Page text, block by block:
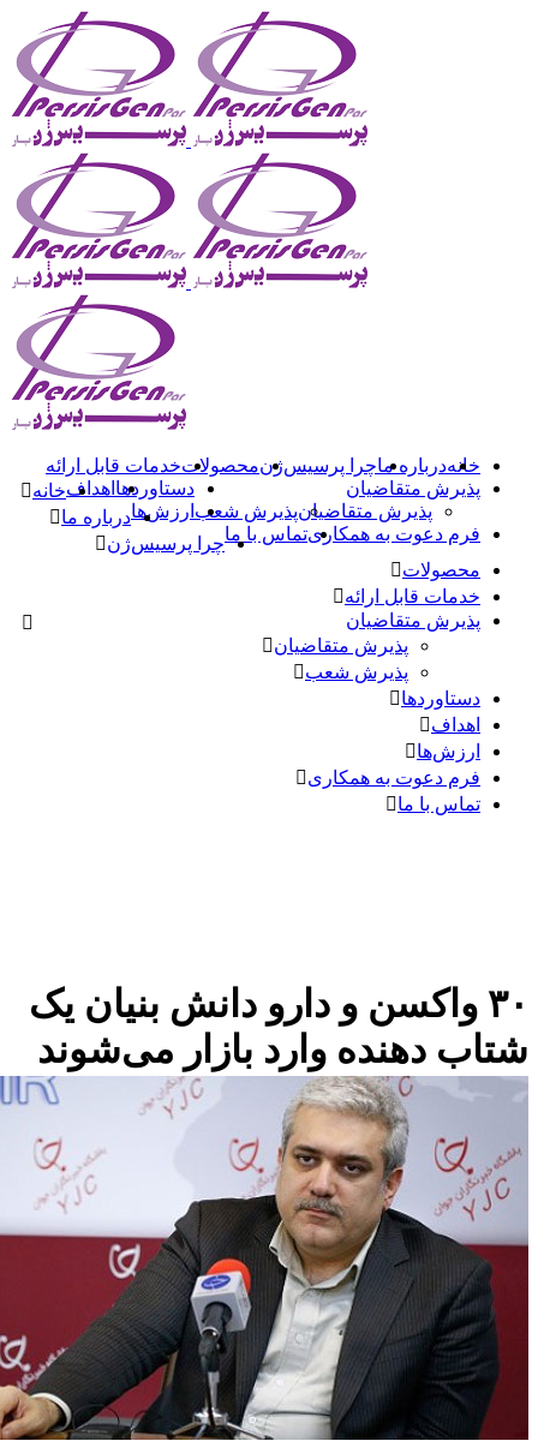
خانهدرباره ماچرا پرسیس‌ژنمحصولاتخدمات قابل ارائه
پذیرش متقاضیان
پذیرش متقاضیانپذیرش شعب
دستاوردها اهداف
ارزش‌ها
فرم دعوت به همکاریتماس با ما
خانه
درباره ما
چرا پرسیس‌ژن
محصولات
خدمات قابل ارائه
پذیرش متقاضیان
پذیرش متقاضیان
پذیرش شعب
دستاوردها
اهداف
ارزش‌ها
فرم دعوت به همکاری
تماس با ما
۳۰ واکسن و دارو دانش بنیان یک
شتاب دهنده وارد بازار می‌شوند